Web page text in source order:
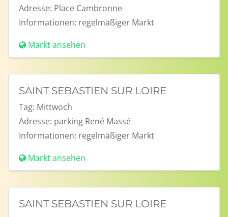
Adresse: Place Cambronne
Informationen: regelmäßiger Markt
Markt ansehen
SAINT SEBASTIEN SUR LOIRE
Tag: Mittwoch
Adresse: parking René Massé
Informationen: regelmäßiger Markt
Markt ansehen
SAINT SEBASTIEN SUR LOIRE